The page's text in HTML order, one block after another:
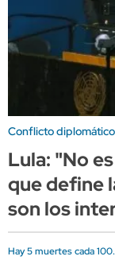
Conflicto
Lula: "No
que define
son los
Hay 5 muertes cada